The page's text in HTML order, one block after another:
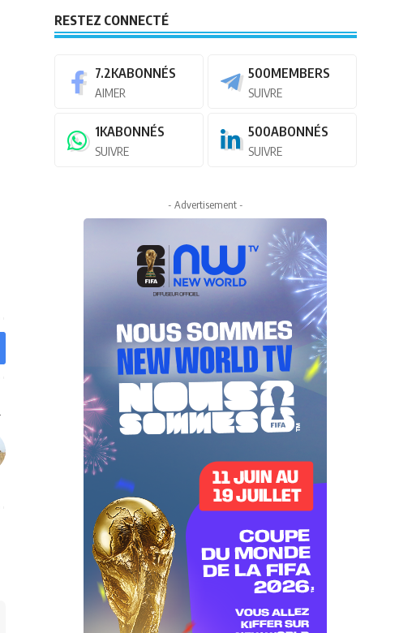
RESTEZ CONNECTÉ
7.2KABONNÉS
AIMER
500MEMBERS
SUIVRE
1KABONNÉS
SUIVRE
500ABONNÉS
SUIVRE
- Advertisement -